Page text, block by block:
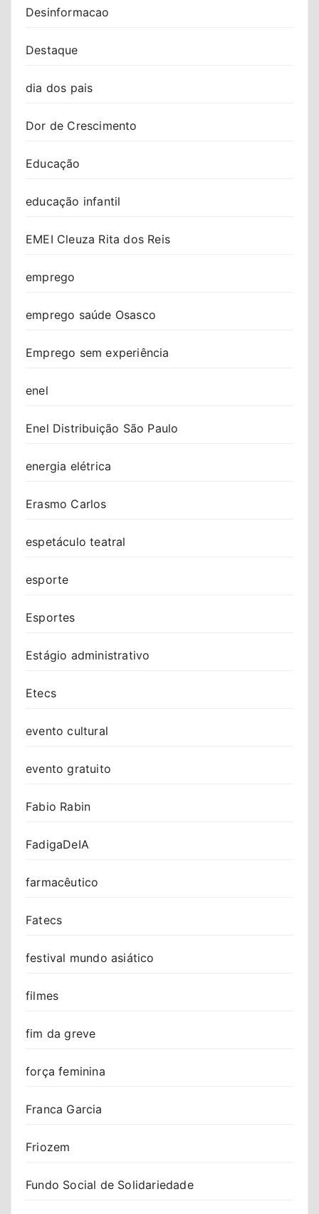
Desinformacao
Destaque
dia dos pais
Dor de Crescimento
Educação
educação infantil
EMEI Cleuza Rita dos Reis
emprego
emprego saúde Osasco
Emprego sem experiência
enel
Enel Distribuição São Paulo
energia elétrica
Erasmo Carlos
espetáculo teatral
esporte
Esportes
Estágio administrativo
Etecs
evento cultural
evento gratuito
Fabio Rabin
FadigaDeIA
farmacêutico
Fatecs
festival mundo asiático
filmes
fim da greve
força feminina
Franca Garcia
Friozem
Fundo Social de Solidariedade